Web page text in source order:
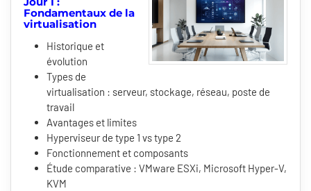
Fondamentaux de la
virtualisation
Historique et
évolution
Types de
virtualisation : serveur, stockage, réseau, poste de
travail
Avantages et limites
Hyperviseur de type 1 vs type 2
Fonctionnement et composants
Étude comparative : VMware ESXi, Microsoft Hyper-V,
KVM